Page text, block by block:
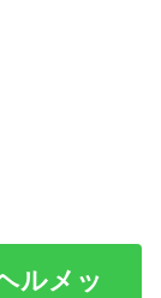
ルメッ